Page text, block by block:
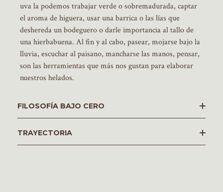
uva la podemos trabajar verde o sobremadurada, captar
el aroma de higuera, usar una barrica o las lías que
deshereda un bodeguero o darle importancia al tallo de
una hierbabuena. Al fin y al cabo, pasear, mojarse bajo la
lluvia, escuchar al paisano, mancharse las manos, pensar,
son las herramientas que más nos gustan para elaborar
nuestros helados.
­FILOSOFÍA BAJO CERO
TRAYECTORIA